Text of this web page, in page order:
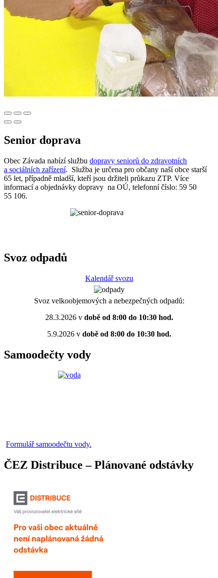
Senior doprava
Obec Závada nabízí službu dopravy seniorů do zdravotních
a sociálních zařízení. Služba je určena pro občany naší obce starší
65 let, případně mladší, kteří jsou držiteli průkazu ZTP. Více
informací a objednávky dopravy na OÚ, telefonní číslo: 59 50
55 106.
Svoz odpadů
Kalendář svozu
Svoz velkoobjemových a nebezpečných odpadů:
28.3.2026 vdobě od 8:00 do 10:30 hod.
5.9.2026 vdobě od 8:00 do 10:30 hod.
Samoodečty vody
Formulář samoodečtu vody.
ČEZ Distribuce – Plánované odstávky